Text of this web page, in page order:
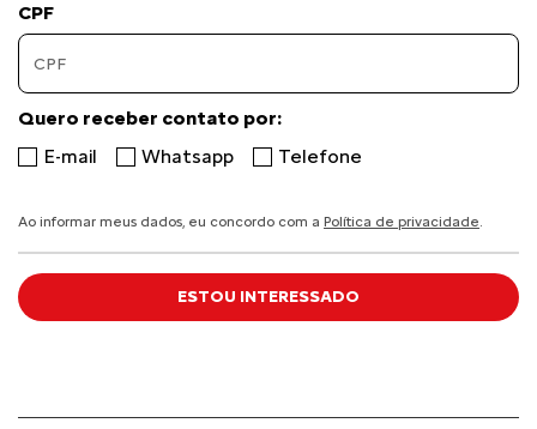
CPF
Quero receber contato por:
E-mail
Whatsapp Telefone
Ao informar meus dados, eu concordo com a Política de privacidade.
ESTOU INTERESSADO